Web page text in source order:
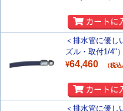
＜排水管に優
ズル・取付1/4"
¥64,460 （税込
＜排水管に優